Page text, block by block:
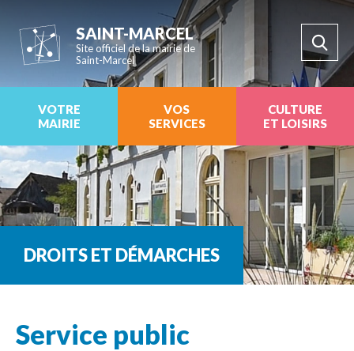
SAINT-MARCEL
Site officiel de la mairie de
Saint-Marcel
VOTRE
MAIRIE
VOS
SERVICES
CULTURE
ET LOISIRS
DROITS ET DÉMARCHES
Service public